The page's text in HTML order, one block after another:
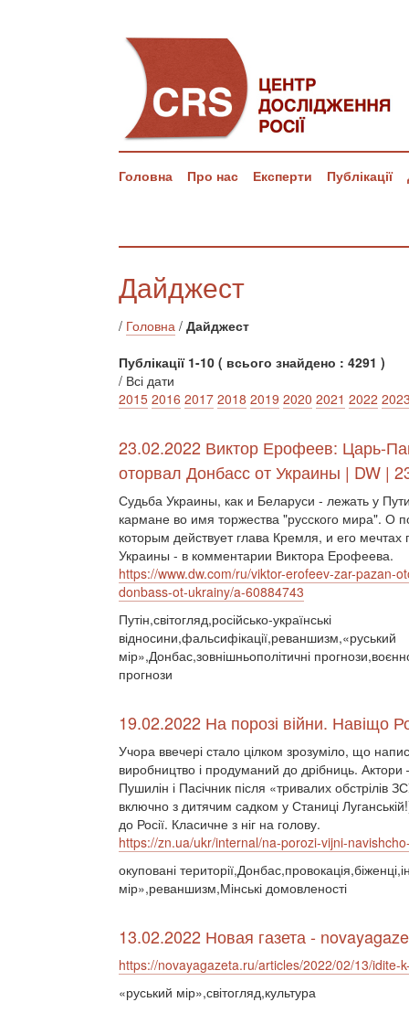
Головна Про нас Експерти Публікації
Дайджест
/ Головна / Дайджест
Публікації 1-10 ( всього знайдено : 4291 )
/ Всі дати
2015 2016 2017 2018 2019 2020 2021 2022
23.02.2022 Виктор Ерофеев: Царь-
оторвал Донбасс от Украины | DW |
Судьба Украины, как и Беларуси - лежать у
кармане во имя торжества "русского мира". О
которым действует глава Кремля, и его мечтах
Украины - в комментарии Виктора Ерофеева.
https://www.dw.com/ru/viktor-erofeev-zar-pazan-
donbass-ot-ukrainy/a-60884743
Путін,світогляд,російсько-українські
відносини,фальсифікації,реваншизм,«руський
мір»,Донбас,зовнішньополітичні
прогнози
19.02.2022 На порозі війни. Навіщо
Учора ввечері стало цілком зрозуміло, що
виробництво і продуманий до дрібниць.
Пушилін і Пасічник після «тривалих
включно з дитячим садком у Станиці
до Росії. Класичне з ніг на голову.
https://zn.ua/ukr/internal/na-porozi-vijni-
окуповані
мір»,реваншизм,Мінські домовленості
13.02.2022 Новая газета -
https://novayagazeta.ru/articles/2022/02/13/idite-
«руський мір»,світогляд,культура